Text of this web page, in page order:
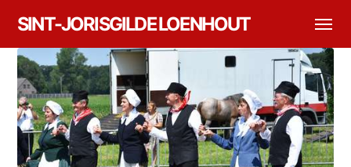
SINT-JORISGILDE LOENHOUT